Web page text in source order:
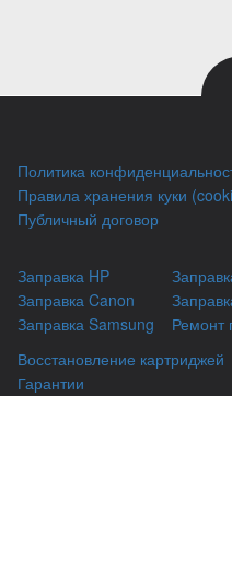
Политика
Правила хранения куки
Публичный договор
Заправка HP
Заправка Canon
Заправка Samsung
Ремонт
Восстановление картриджей
Гарантии